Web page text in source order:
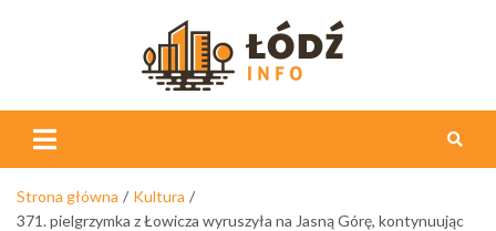
Info
Strona główna
Kultura
371. pielgrzymka z Łowicza wyruszyła na Jasną Górę, kontynuując